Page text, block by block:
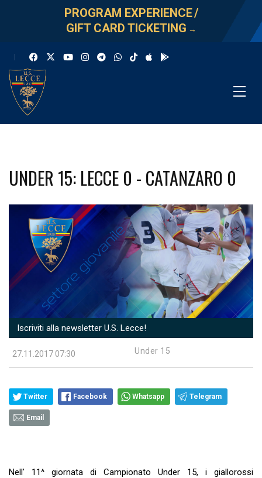
PROGRAM EXPERIENCE/
GIFT CARD TICKETING →
UNDER 15: LECCE 0 - CATANZARO 0
Iscriviti alla newsletter U.S. Lecce!
27.11.2017 07:30 Under 15
Twitter Facebook Whatsapp Telegram
Email
Nell' 11^ giornata di Campionato Under 15, i giallorossi